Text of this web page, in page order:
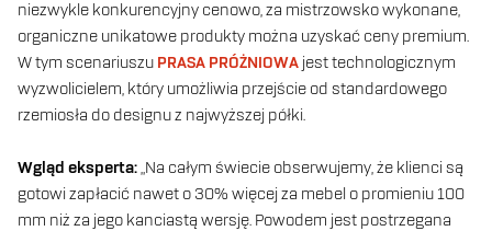
niezwykle konkurencyjny cenowo, za mistrzowsko wykonane,
organiczne unikatowe produkty można uzyskać ceny premium.
W tym scenariuszu PRASA PRÓŻNIOWA jest technologicznym
wyzwolicielem, który umożliwia przejście od standardowego
rzemiosła do designu z najwyższej półki.
Wgląd eksperta:„Na całym świecie obserwujemy, że klienci są
gotowi zapłacić nawet o 30% więcej za mebel o promieniu 100
mm niż za jego kanciastą wersję. Powodem jest postrzegana